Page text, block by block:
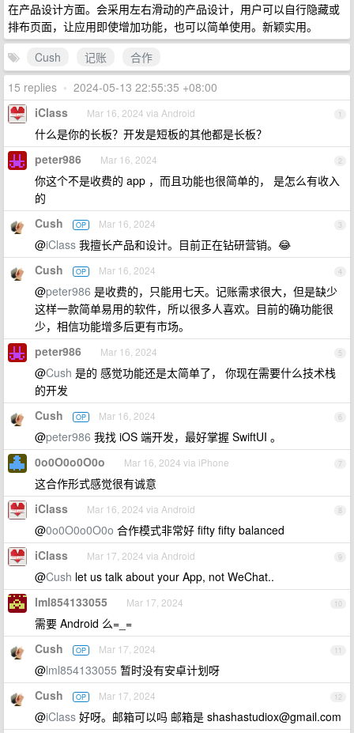
在产品设计方面。会采用左右滑动的产品设计，用户可以自行隐藏或
排布页面，让应用即使增加功能，也可以简单使用。新颖实用。
Cush
记账
合作
15 replies • 2024-05-13 22:55:35 +08:00
1
iClass Mar 16, 2024 via Android
什么是你的长板？开发是短板的其他都是长板？
2
peter986 Mar 16, 2024
你这个不是收费的 app ，而且功能也很简单的， 是怎么有收入
的
3
Cush OP Mar 16, 2024
@iClass 我擅长产品和设计。目前正在钻研营销。😂
4
Cush OP Mar 16, 2024
@peter986 是收费的，只能用七天。记账需求很大，但是缺少
这样一款简单易用的软件，所以很多人喜欢。目前的确功能很
少，相信功能增多后更有市场。
5
peter986 Mar 16, 2024
@Cush 是的 感觉功能还是太简单了， 你现在需要什么技术栈
的开发
6
Cush OP Mar 16, 2024
@peter986 我找 iOS 端开发，最好掌握 SwiftUI 。
7
0o0O0o0O0o Mar 16, 2024 via iPhone
这合作形式感觉很有诚意
8
iClass Mar 16, 2024 via Android
@0o0O0o0O0o 合作模式非常好 fifty fifty balanced
9
iClass Mar 17, 2024 via Android
@Cush let us talk about your App, not WeChat..
10
lml854133055 Mar 17, 2024
需要 Android 么=_=
11
Cush OP Mar 17, 2024
@lml854133055 暂时没有安卓计划呀
12
Cush OP Mar 17, 2024
@iClass 好呀。邮箱可以吗 邮箱是 shashastudiox@gmail.com